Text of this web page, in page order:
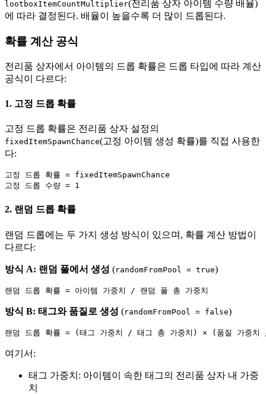
lootboxItemCountMultiplier(전리품 상자 아이템 수량 배율)
에 따라 결정된다. 배율이 높을수록 더 많이 드롭된다.
확률 계산 공식
전리품 상자에서 아이템의 드롭 확률은 드롭 타입에 따라 계산
공식이 다르다:
1. 고정 드롭 확률
고정 드롭 확률은 전리품 상자 설정의
fixedItemSpawnChance(고정 아이템 생성 확률)를 직접 사용한
다:
고정 드롭 확률 = fixedItemSpawnChance
2. 랜덤 드롭 확률
랜덤 드롭에는 두 가지 생성 방식이 있으며, 확률 계산 방법이
다르다:
방식 A: 랜덤 풀에서 생성 (randomFromPool = true)
방식 B: 태그와 품질로 생성 (randomFromPool = false)
여기서:
태그 가중치: 아이템이 속한 태그의 전리품 상자 내 가중
치